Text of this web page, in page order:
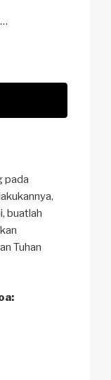
pada
buatlah
Tuhan